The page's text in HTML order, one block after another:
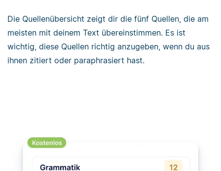
Die Quellenübersicht zeigt dir die fünf Quellen, die am
meisten mit deinem Text übereinstimmen. Es ist
wichtig, diese Quellen richtig anzugeben, wenn du aus
ihnen zitiert oder paraphrasiert hast.